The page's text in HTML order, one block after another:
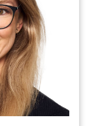
NÁSTROJE
finančním